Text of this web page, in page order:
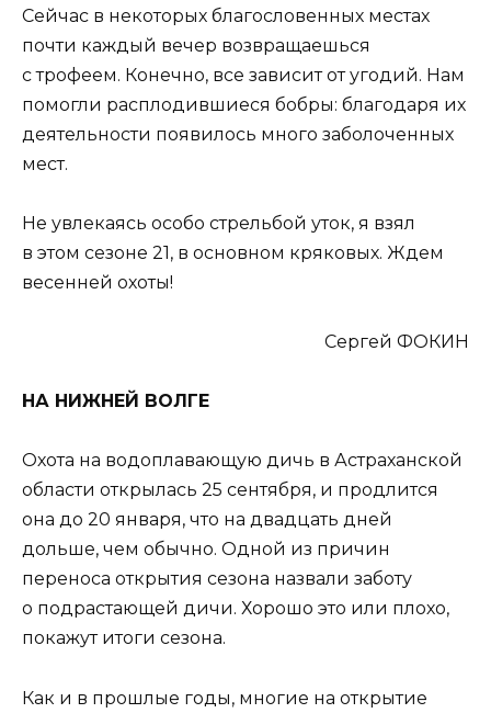
Сейчас в некоторых благословенных местах
почти каждый вечер возвращаешься
с трофеем. Конечно, все зависит от угодий. Нам
помогли расплодившиеся бобры: благодаря их
деятельности появилось много заболоченных
мест.
Не увлекаясь особо стрельбой уток, я взял
в этом сезоне 21, в основном кряковых. Ждем
весенней охоты!
Сергей ФОКИН
НА НИЖНЕЙ ВОЛГЕ
Охота на водоплавающую дичь в Астраханской
области открылась 25 сентября, и продлится
она до 20 января, что на двадцать дней
дольше, чем обычно. Одной из причин
переноса открытия сезона назвали заботу
о подрастающей дичи. Хорошо это или плохо,
покажут итоги сезона.
Как и в прошлые годы, многие на открытие